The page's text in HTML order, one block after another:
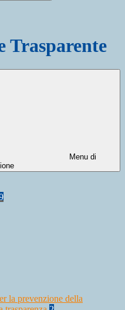
Trasparente
Menu di
la prevenzione della